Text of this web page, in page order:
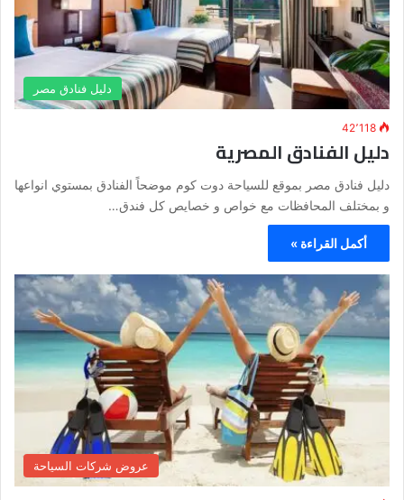
دليل فنادق مصر
42٬118
دليل الفنادق المصرية
دليل فنادق مصر بموقع للسياحة دوت كوم موضحاً الفنادق بمستوي انواعها
و بمختلف المحافظات مع خواص و خصايص كل فندق…
أكمل القراءة »
عروض شركات السياحة